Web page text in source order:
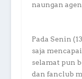
naungan
Pada Senin
saja
selamat pun
dan fanclub